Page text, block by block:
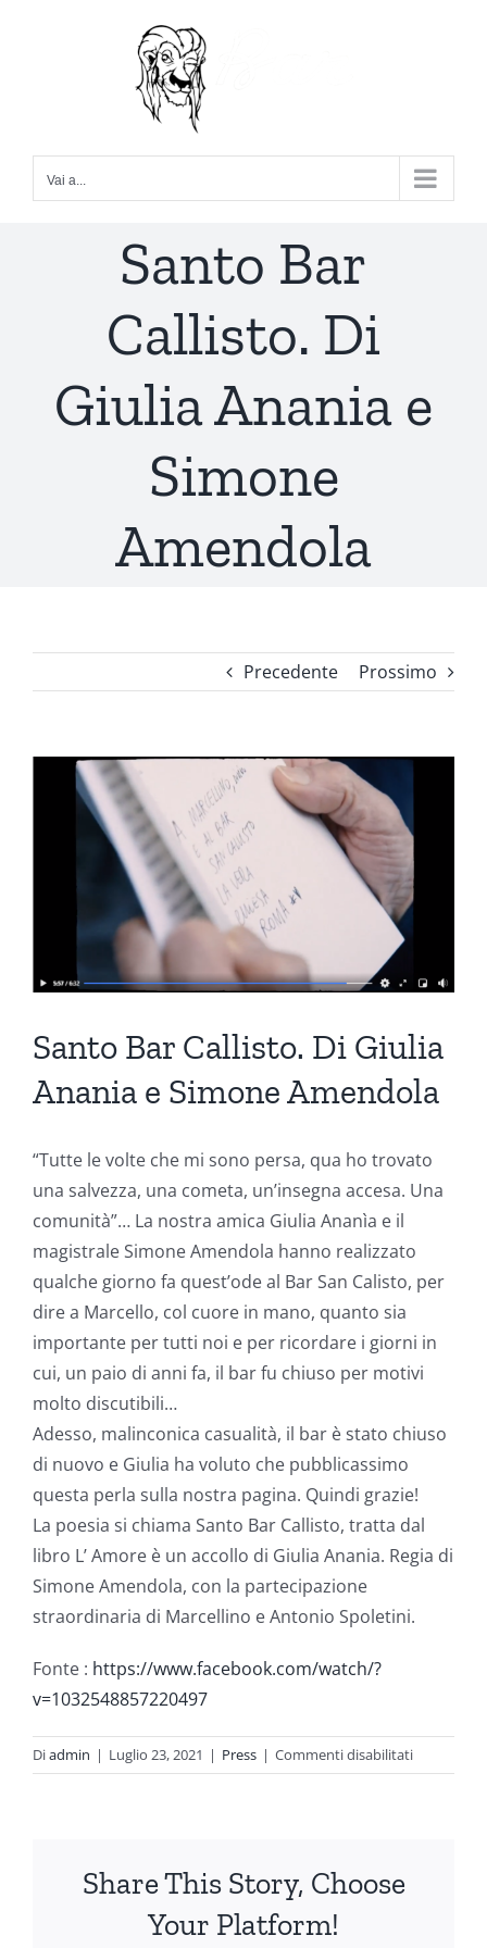
Vai a...
Santo Bar
Callisto. Di
Giulia Anania e
Simone
Amendola
Precedente Prossimo
Ingrandisci
immagine
Santo Bar Callisto. Di Giulia
Anania e Simone Amendola
“Tutte le volte che mi sono persa, qua ho trovato
una salvezza, una cometa, un’insegna accesa. Una
comunità”… La nostra amica Giulia Ananìa e il
magistrale Simone Amendola hanno realizzato
qualche giorno fa quest’ode al Bar San Calisto, per
dire a Marcello, col cuore in mano, quanto sia
importante per tutti noi e per ricordare i giorni in
cui, un paio di anni fa, il bar fu chiuso per motivi
molto discutibili…
Adesso, malinconica casualità, il bar è stato chiuso
di nuovo e Giulia ha voluto che pubblicassimo
questa perla sulla nostra pagina. Quindi grazie!
La poesia si chiama Santo Bar Callisto, tratta dal
libro L’ Amore è un accollo di Giulia Anania. Regia di
Simone Amendola, con la partecipazione
straordinaria di Marcellino e Antonio Spoletini.
Fonte : https://www.facebook.com/watch/?
v=1032548857220497
Diadmin | Luglio 23, 2021 | Press | Commenti disabilitatisu
Santo
Share This Story, Choose
Your Platform!